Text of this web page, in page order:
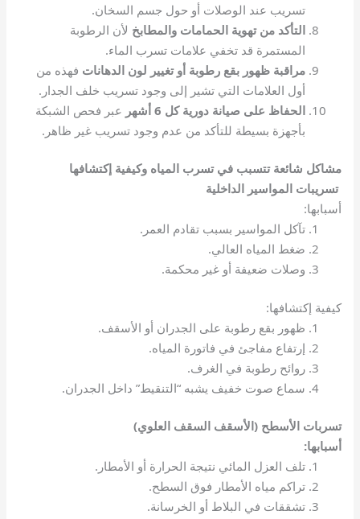
تسريب عند الوصلات أو حول جسم السخان.
التأكد من تهوية الحمامات والمطابخ لأن الرطوبة
المستمرة قد تخفي علامات تسرب الماء.
مراقبة ظهور بقع رطوبة أو تغيير لون الدهانات فهذه من
أول العلامات التي تشير إلى وجود تسريب خلف الجدار.
الحفاظ على صيانة دورية كل 6 أشهر
عبر فحص الشبكة
بأجهزة بسيطة للتأكد من عدم وجود تسريب غير ظاهر.
مشاكل شائعة تتسبب في تسرب المياه وكيفية إكتشافها
تسريبات المواسير الداخلية
أسبابها:
تآكل المواسير بسبب تقادم العمر.
ضغط المياه العالي.
وصلات ضعيفة أو غير محكمة.
كيفية إكتشافها:
ظهور بقع رطوبة على الجدران أو الأسقف.
إرتفاع مفاجئ في فاتورة المياه.
روائح رطوبة في الغرف.
سماع صوت خفيف يشبه “التنقيط” داخل الجدران.
تسربات الأسطح (الأسقف السقف العلوي)
أسبابها:
تلف العزل المائي نتيجة الحرارة أو الأمطار.
تراكم مياه الأمطار فوق السطح.
تشققات في البلاط أو الخرسانة.